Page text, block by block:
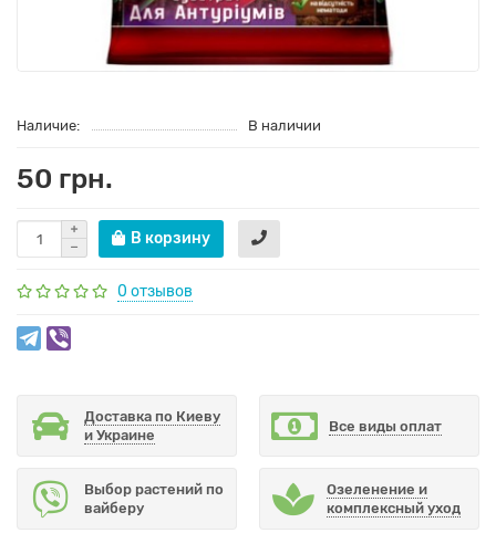
Наличие: В наличии
50 грн.
В корзину
0 отзывов
Доставка по Киеву
и Украине
Все виды оплат
Выбор растений по
вайберу
Озеленение и
комплексный уход